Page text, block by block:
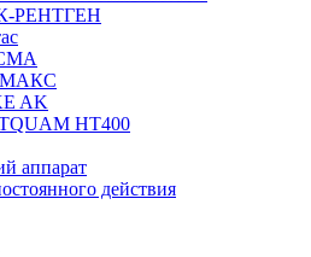
РЕНТГЕН
AK
HT400
аппарат
действия